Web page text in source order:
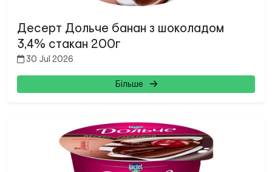
Десерт Дольче банан з шоколадом
3,4% стакан 200г
30 Jul 2026
Більше